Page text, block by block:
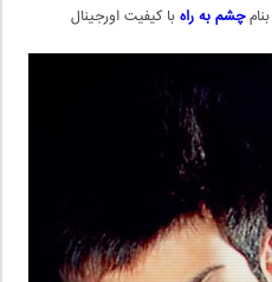
بنام چشم به راه با کیفیت اورجینال